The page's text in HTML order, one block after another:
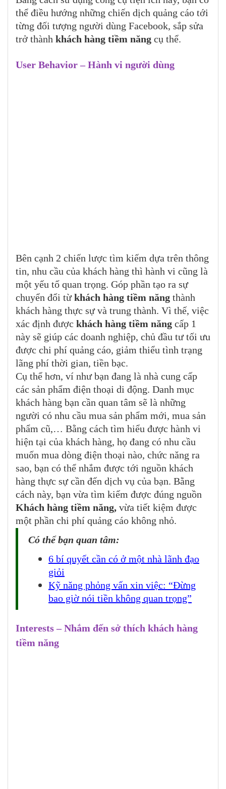
thể điều hướng những chiến dịch quảng cáo tới
từng đối tượng người dùng Facebook, sắp sửa
trở thành khách hàng tiềm năng cụ thể.
User Behavior – Hành vi người dùng
Bên cạnh 2 chiến lược tìm kiếm dựa trên thông
tin, nhu cầu của khách hàng thì hành vi cũng là
một yếu tố quan trọng. Góp phần tạo ra sự
chuyển đổi từkhách hàng tiềm năng thành
khách hàng thực sự và trung thành. Vì thế, việc
xác định được khách hàng tiềm năng cấp 1
này sẽ giúp các doanh nghiệp, chủ đầu tư tối ưu
được chi phí quảng cáo, giảm thiểu tình trạng
lãng phí thời gian, tiền bạc.
Cụ thể hơn, ví như bạn đang là nhà cung cấp
các sản phẩm điện thoại di động. Danh mục
khách hàng bạn cần quan tâm sẽ là những
người có nhu cầu mua sản phẩm mới, mua sản
phẩm cũ,… Bằng cách tìm hiểu được hành vi
hiện tại của khách hàng, họ đang có nhu cầu
muốn mua dòng điện thoại nào, chức năng ra
sao, bạn có thể nhắm được tới nguồn khách
hàng thực sự cần đến dịch vụ của bạn. Bằng
cách này, bạn vừa tìm kiếm được đúng nguồn
Khách hàng tiềm năng, vừa tiết kiệm được
một phần chi phí quảng cáo không nhỏ.
Có thể bạn quan tâm:
6 bí quyết cần có ở một nhà lãnh đạo
giỏi
Kỹ năng phỏng vấn xin việc: “Đừng
bao giờ nói tiền không quan trọng”
Interests – Nhắm đến sở thích khách hàng
tiềm năng